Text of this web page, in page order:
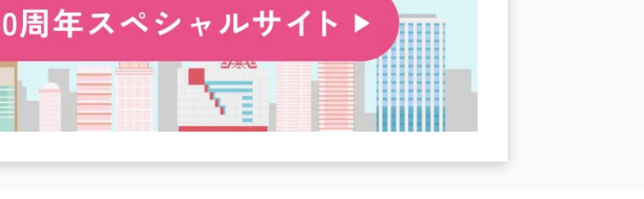
電子マネーlitta（リッタ）
銭いらずでポイントがたまる プリペイド型電子マネー。